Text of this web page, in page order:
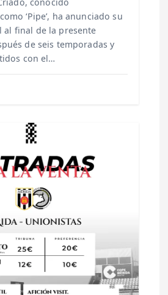
‘Pipe’, ha anunciado su
final de la presente
de seis temporadas y
con el…